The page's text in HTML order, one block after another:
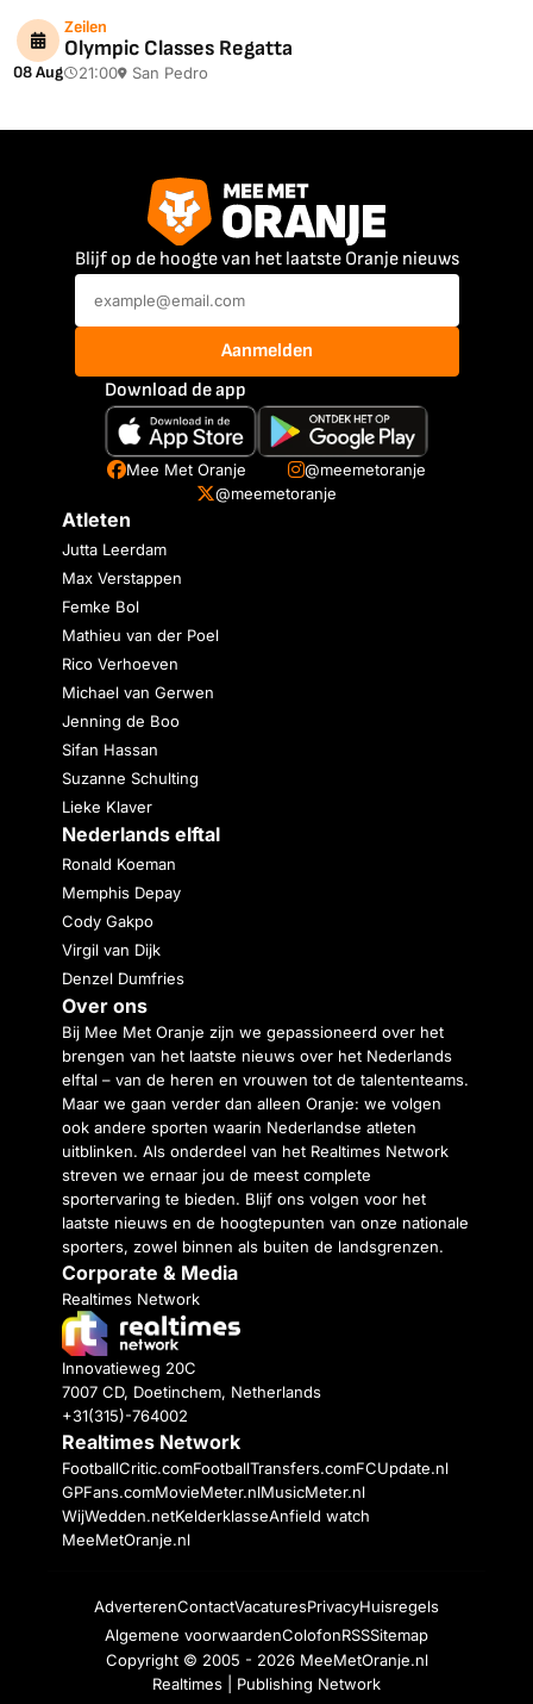
08 Aug
Zeilen
Olympic Classes Regatta
21:00 San Pedro
Blijf op de hoogte van het laatste Oranje nieuws
Aanmelden
Download de app
Mee Met Oranje
@meemetoranje
@meemetoranje
Atleten
Jutta Leerdam
Max Verstappen
Femke Bol
Mathieu van der Poel
Rico Verhoeven
Michael van Gerwen
Jenning de Boo
Sifan Hassan
Suzanne Schulting
Lieke Klaver
Nederlands elftal
Ronald Koeman
Memphis Depay
Cody Gakpo
Virgil van Dijk
Denzel Dumfries
Over ons
Bij Mee Met Oranje zijn we gepassioneerd over het
brengen van het laatste nieuws over het Nederlands
elftal – van de heren en vrouwen tot de talententeams.
Maar we gaan verder dan alleen Oranje: we volgen
ook andere sporten waarin Nederlandse atleten
uitblinken. Als onderdeel van het Realtimes Network
streven we ernaar jou de meest complete
sportervaring te bieden. Blijf ons volgen voor het
laatste nieuws en de hoogtepunten van onze nationale
sporters, zowel binnen als buiten de landsgrenzen.
Corporate & Media
Realtimes Network
Innovatieweg 20C
7007 CD, Doetinchem, Netherlands
+31(315)-764002
Realtimes Network
FootballCritic.comFootballTransfers.comFCUpdate.nl
GPFans.comMovieMeter.nlMusicMeter.nl
WijWedden.netKelderklasseAnfield watch
MeeMetOranje.nl
AdverterenContactVacaturesPrivacyHuisregels
Algemene voorwaardenColofonRSSSitemap
Copyright © 2005 - 2026 MeeMetOranje.nl
Realtimes | Publishing Network